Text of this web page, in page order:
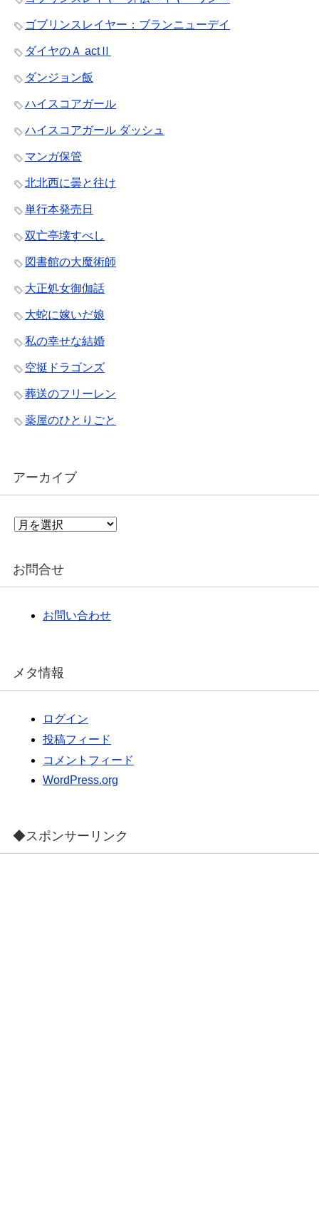
ゴブリンスレイヤー：ブランニューデイ
ダイヤのＡ actⅡ
ダンジョン飯
ハイスコアガール
ハイスコアガール ダッシュ
マンガ保管
北北西に曇と往け
単行本発売日
双亡亭壊すべし
図書館の大魔術師
大正処女御伽話
大蛇に嫁いだ娘
私の幸せな結婚
空挺ドラゴンズ
葬送のフリーレン
薬屋のひとりごと
アーカイブ
ア
イ
お問合せ
お問い合わせ
メタ情報
ログイン
投稿フィード
コメントフィード
WordPress.org
◆スポンサーリンク